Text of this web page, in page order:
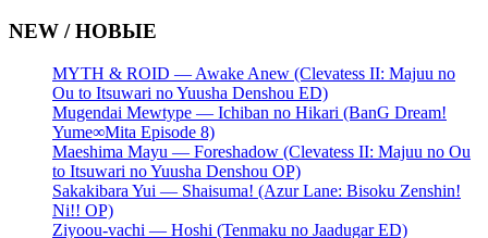
NEW / НОВЫЕ
MYTH & ROID — Awake Anew (Clevatess II: Majuu no
Ou to Itsuwari no Yuusha Denshou ED)
Mugendai Mewtype — Ichiban no Hikari (BanG Dream!
Yume∞Mita Episode 8)
Maeshima Mayu — Foreshadow (Clevatess II: Majuu no Ou
to Itsuwari no Yuusha Denshou OP)
Sakakibara Yui — Shaisuma! (Azur Lane: Bisoku Zenshin!
Ni!! OP)
Ziyoou-vachi — Hoshi (Tenmaku no Jaadugar ED)